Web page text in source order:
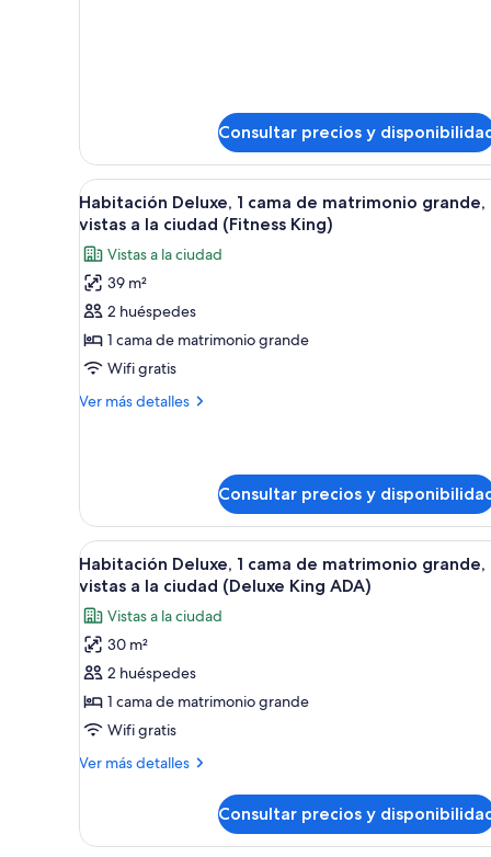
Consultar precios y
Abrir
todas
las
fotos
de
Habitación
Deluxe,
1
cama
a
la
ciudad
(Fitness
King)
Habitación de hotel con una
5
Habitación Deluxe, 1 cama de matrimonio grande,
vistas a la ciudad (Fitness King)
Vistas a la ciudad
39 m²
2 huéspedes
1 cama de matrimonio grande
Wifi gratis
Ver más detalles
Más
cama
de
matrimonio
grande,
vistas
la
ciudad
(Fitness
King)
Consultar precios y
Abrir
todas
las
fotos
de
Habitación
Deluxe,
1
cama
grande,
Habitación de hotel con una
6
Habitación Deluxe, 1 cama de matrimonio grande,
vistas a la ciudad (Deluxe King ADA)
Vistas a la ciudad
30 m²
2 huéspedes
1 cama de matrimonio grande
Wifi gratis
Ver más detalles
Más
Deluxe,
Consultar precios y